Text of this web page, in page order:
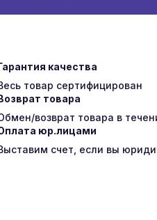
качества
товар сертифицирован
товара
возврат товара в
юр.лицами
счет, если вы